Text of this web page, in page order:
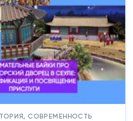
СОВРЕМЕННОСТЬ